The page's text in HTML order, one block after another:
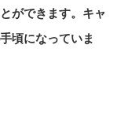
ができます。 キャ
頃になっていま